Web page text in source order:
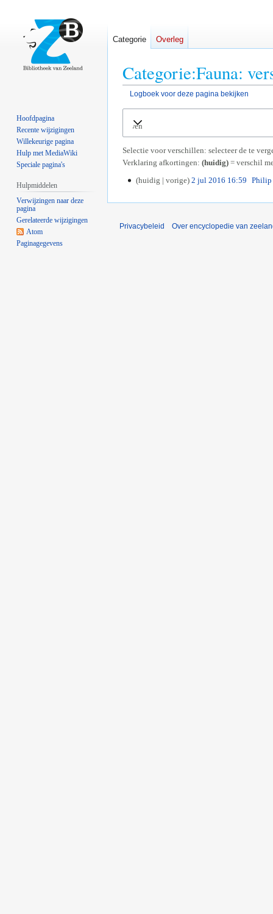
Categorie:Fauna:
Logboek voor deze pagina bekijken
navigatie
zoeken
Uitvouwen
Selectie voor verschillen: selecteer de te
Verklaring afkortingen: (huidig) = verschil
u
2
huidig vorige 2 jul 2016 16:59 Philip
Categorie Overleg
Hoofdpagina
Recente wijzigingen
Willekeurige pagina
Hulp met MediaWiki
Speciale pagina's
Hulpmiddelen
Verwijzingen naar deze
pagina
Gerelateerde wijzigingen
Atom
Paginagegevens
Privacybeleid Over encyclopedie van